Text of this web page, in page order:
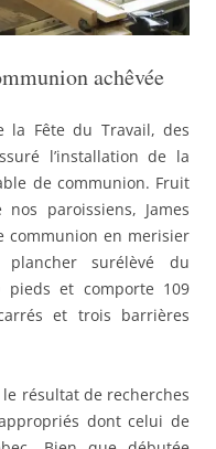
achêvée
la Fête du Travail, des
l’installation de la
de communion. Fruit
paroissiens, James
communion en merisier
surélèvé du
et comporte 109
et trois barrières
résultat de recherches
dont celui de